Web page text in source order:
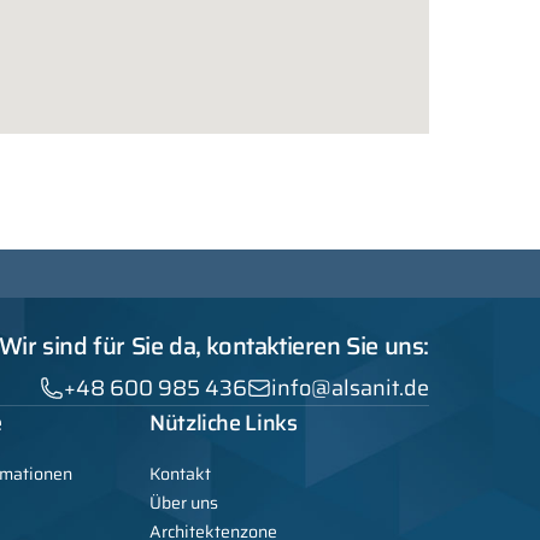
Wir sind für Sie da, kontaktieren Sie uns:
+48 600 985 436
info@alsanit.de
Nützliche Links
Kontakt
Über uns
Architektenzone